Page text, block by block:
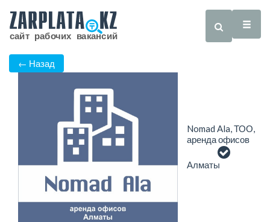
← Назад
Nomad Ala, ТОО,
аренда офисов
Алматы